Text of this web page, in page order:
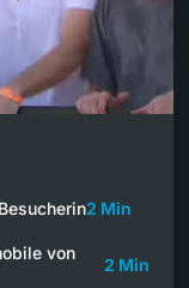
2 Min
von
2 Min